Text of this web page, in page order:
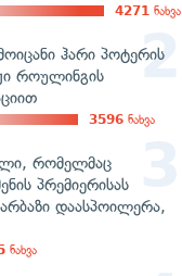
4271 ნახვა
ჰარი პოტერის
როულინგის
3596 ნახვა
რომელმაც
პრემიერისას
დაასპოილერა,
ნახვა